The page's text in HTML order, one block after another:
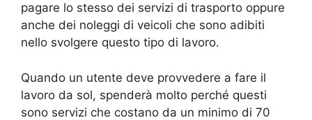
pagare lo stesso dei servizi di trasporto oppure
anche dei noleggi di veicoli che sono adibiti
nello svolgere questo tipo di lavoro.
Quando un utente deve provvedere a fare il
lavoro da sol, spenderà molto perché questi
sono servizi che costano da un minimo di 70